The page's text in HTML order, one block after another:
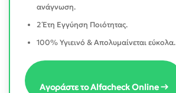
ανάγνωση.
2 Έτη Εγγύηση Ποιότητας.
100% Υγιεινό & Απολυμαίνεται εύκολα.
Αγοράστε το Alfacheck Online →